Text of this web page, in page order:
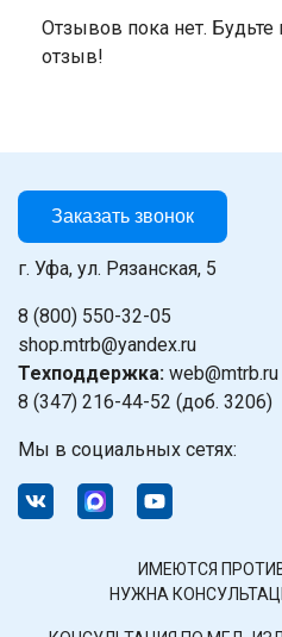
Отзывов пока нет.
отзыв!
Заказать звонок
г. Уфа, ул. Рязанская, 5
8 (800) 550-32-05
shop.mtrb@yandex.ru
Техподдержка: web@mtrb.ru
8 (347) 216-44-52 (доб. 3206)
Мы в социальных сетях:
ИМЕЮТСЯ
НУЖНА